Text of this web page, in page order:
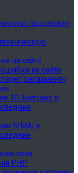
поддержку
на сайте
на сайте
регламенту
1С-Битрикс и
SIMAI и
PHP